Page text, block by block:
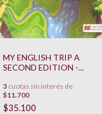
MY ENGLISH TRIP A
SECOND EDITION -
STUDENT APP AND
READER **NOVEDAD
2022**
3cuotas sin interés de
$11.700
$35.100